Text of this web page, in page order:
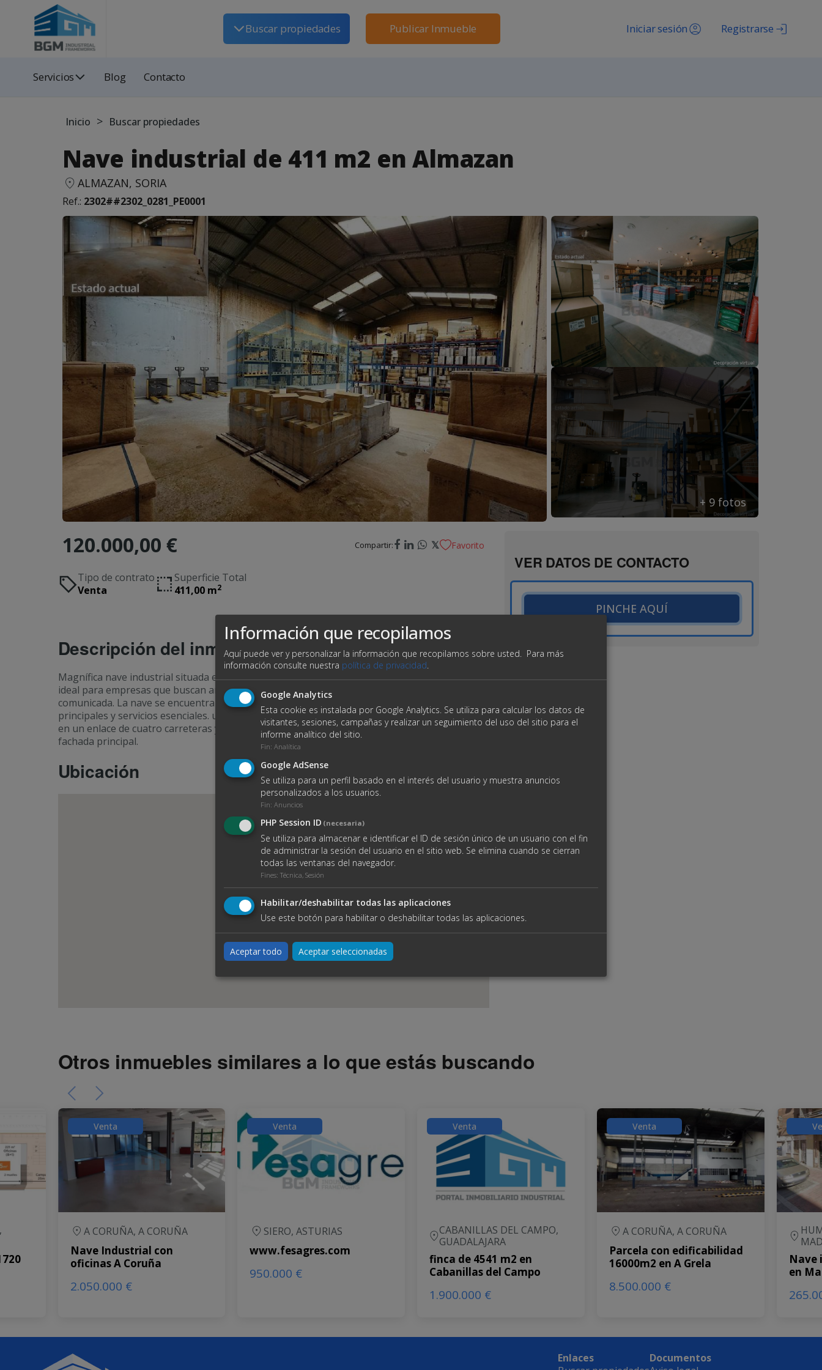
Buscar propiedades Publicar Inmueble Registrarse
Iniciar sesión
Blog
Servicios Contacto
Inicio > Buscar propiedades
Nave industrial de 411 m2 en Almazan
ALMAZAN, SORIA
Ref.: 2302##2302_0281_PE0001
+ 9 fotos
120.000,00 € Compartir: 𝕏 Favorito
Tipo de contrato
Venta
Superficie Total
411,00 m2
Descripción del inmueble
Magnífica nave industrial situada en Almazán, Soria. Cuenta con una superficie de 411 m² y es
ideal para empresas que buscan ampliar sus operaciones en una zona estratégica y bien
comunicada. La nave se encuentra en una zona industrial consolidada, con fácil acceso a vías
principales y servicios esenciales. ubicada en el Pol. Ind. de Almazan "La Dehesa", esta situada
en un enlace de cuatro carreteras y posee gran espacio exterior para aparcar y maniobrar en
fachada principal.
Ubicación
VER DATOS DE CONTACTO
PINCHE AQUÍ
Otros inmuebles similares a lo que estás buscando
A CORUÑA, A CORUÑA
Nave Industrial con
oficinas A Coruña
2.050.000 €
Venta
SIERO, ASTURIAS
www.fesagres.com
950.000 €
Venta
CABANILLAS DEL CAMPO,
GUADALAJARA
finca de 4541 m2 en
Cabanillas del Campo
1.900.000 €
Venta
A CORUÑA, A CORUÑA
Parcela con edificabilidad
16000m2 en A Grela
8.500.000 €
Venta
Nave
en
Enlaces
Documentos
Información que recopilamos
Aquí puede ver y personalizar la información que recopilamos sobre usted.
Para más
información consulte nuestra política de privacidad
Google Analytics
Esta cookie es instalada por Google Analytics. Se utiliza para calcular los datos de
visitantes, sesiones, campañas y realizar un seguimiento del uso del sitio para el
informe analítico del sitio.
Fin: Analítica
Google AdSense
Se utiliza para un perfil basado en el interés del usuario y muestra anuncios
personalizados a los usuarios.
Fin: Anuncios
PHP Session ID (necesaria)
Se utiliza para almacenar e identificar el ID de sesión único de un usuario con el fin
de administrar la sesión del usuario en el sitio web. Se elimina cuando se cierran
todas las ventanas del navegador.
Fines: Técnica, Sesión
Habilitar/deshabilitar todas las aplicaciones
Use este botón para habilitar o deshabilitar todas las aplicaciones.
Aceptar todo Aceptar seleccionadas